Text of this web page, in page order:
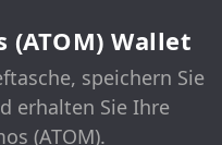
(ATOM) Wallet
speichern Sie
erhalten Sie Ihre
(ATOM).